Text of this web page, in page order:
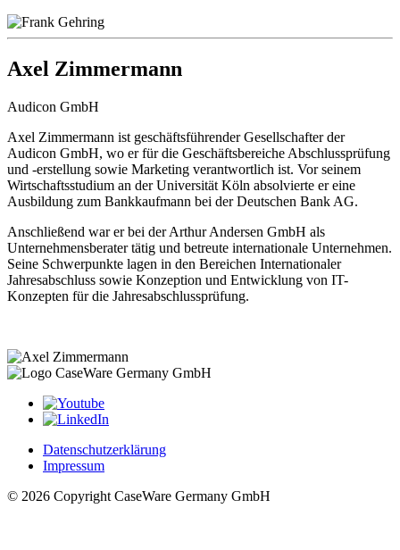
Axel Zimmermann
Audicon GmbH
Axel Zimmermann ist geschäftsführender Gesellschafter der
Audicon GmbH, wo er für die Geschäftsbereiche Abschlussprüfung
und -erstellung sowie Marketing verantwortlich ist. Vor seinem
Wirtschaftsstudium an der Universität Köln absolvierte er eine
Ausbildung zum Bankkaufmann bei der Deutschen Bank AG.
Anschließend war er bei der Arthur Andersen GmbH als
Unternehmensberater tätig und betreute internationale Unternehmen.
Seine Schwerpunkte lagen in den Bereichen Internationaler
Jahresabschluss sowie Konzeption und Entwicklung von IT-
Konzepten für die Jahresabschlussprüfung.
Datenschutzerklärung
Impressum
© 2026 Copyright CaseWare Germany GmbH